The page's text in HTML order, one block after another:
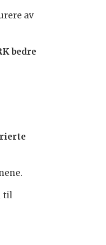
av
bedre
til